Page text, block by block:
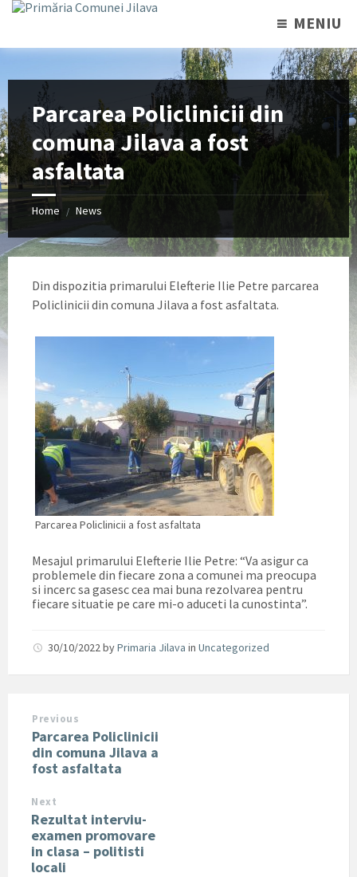
MENIU
Parcarea Policlinicii din
comuna Jilava a fost
asfaltata
Home / News
Din dispozitia primarului Elefterie Ilie Petre parcarea
Policlinicii din comuna Jilava a fost asfaltata.
Parcarea Policlinicii a fost asfaltata
Mesajul primarului Elefterie Ilie Petre: “Va asigur ca
problemele din fiecare zona a comunei ma preocupa
si incerc sa gasesc cea mai buna rezolvarea pentru
fiecare situatie pe care mi-o aduceti la cunostinta”.
30/10/2022byPrimaria Jilava in Uncategorized
Previous
Parcarea Policlinicii
din comuna Jilava a
fost asfaltata
Next
Rezultat interviu-
examen promovare
in clasa – politisti
locali